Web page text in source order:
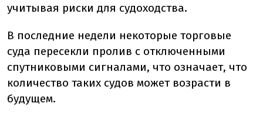
учитывая риски для судоходства.
В последние недели некоторые торговые
суда пересекли пролив с отключенными
спутниковыми сигналами, что означает, что
количество таких судов может возрасти в
будущем.